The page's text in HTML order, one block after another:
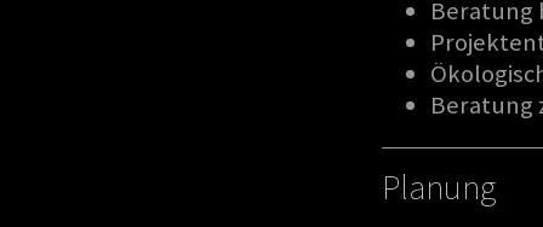
Beratung
Beratung
Planung